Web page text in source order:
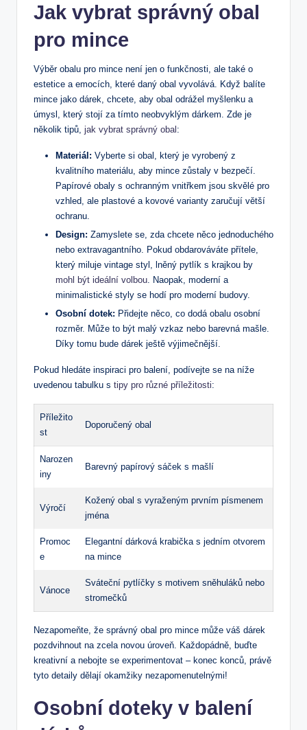
Jak vybrat správný obal
pro mince
Výběr obalu pro mince není jen o funkčnosti, ale také o
estetice a emocích, které daný obal vyvolává. Když balíte
mince jako dárek, chcete, aby obal odrážel myšlenku a
úmysl, který stojí za tímto neobvyklým dárkem. Zde je
několik tipů, jak vybrat správný obal:
Materiál: Vyberte si obal, který je vyrobený z
kvalitního materiálu, aby mince zůstaly v bezpečí.
Papírové obaly s ochranným vnitřkem jsou skvělé pro
vzhled, ale plastové a kovové varianty zaručují větší
ochranu.
Design: Zamyslete se, zda chcete něco jednoduchého
nebo extravagantního. Pokud obdarováváte přítele,
který miluje vintage styl, lněný pytlík s krajkou by
mohl být ideální volbou . Naopak, moderní a
minimalistické styly se hodí pro moderní budovy.
Osobní dotek: Přidejte něco, co dodá obalu osobní
rozměr. Může to být malý vzkaz nebo barevná mašle.
Díky tomu bude dárek ještě výjimečnější.
Pokud hledáte inspiraci pro balení, podívejte se na níže
uvedenou tabulku s tipy pro různé příležitosti:
Příležito
st
Doporučený obal
Narozen
iny
Barevný papírový sáček s mašlí
Výročí
Kožený obal s vyraženým prvním písmenem
jména
Promoc
e
Elegantní dárková krabička s jedním otvorem
na mince
Vánoce
Sváteční pytlíčky s motivem sněhuláků nebo
stromečků
Nezapomeňte, že správný obal pro mince může váš dárek
pozdvihnout na zcela novou úroveň. Každopádně, buďte
kreativní a nebojte se experimentovat – konec konců, právě
tyto detaily dělají okamžiky nezapomenutelnými!
Osobní doteky v balení